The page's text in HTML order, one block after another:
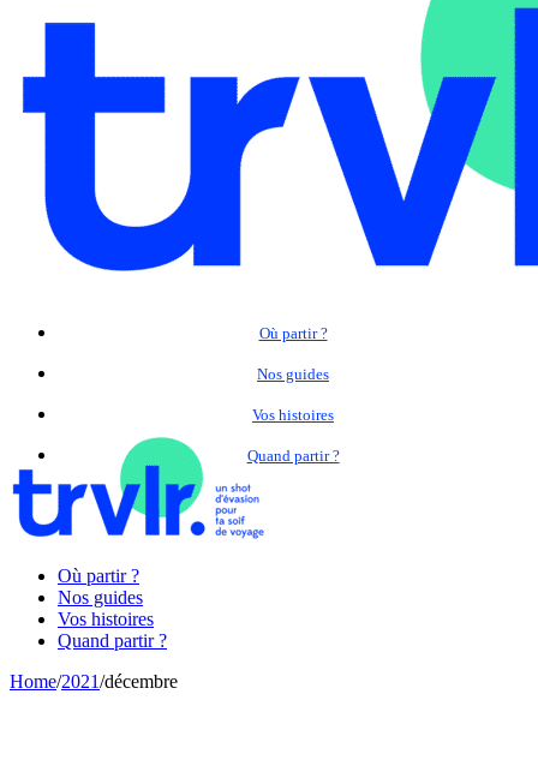
Où partir ?
Nos guides
Vos histoires
Quand partir ?
Où partir ?
Nos guides
Vos histoires
Quand partir ?
Home/2021/décembre